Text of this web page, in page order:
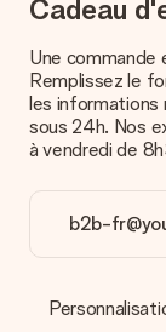
fête assuré.
Délai de
de port
Il n’est, en ce
précise pour
Quel est le
Le délai de
Cadeau
Une commande
Remplissez le
les informations
sous 24h. Nos
à vendredi de
b2b-